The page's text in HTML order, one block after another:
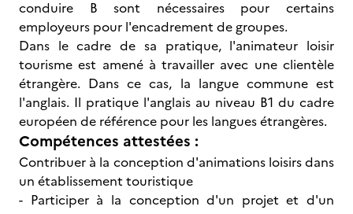
conduire B sont nécessaires pour certains
employeurs pour l'encadrement de groupes.
Dans le cadre de sa pratique, l'animateur loisir
tourisme est amené à travailler avec une clientèle
étrangère. Dans ce cas, la langue commune est
l'anglais. Il pratique l'anglais au niveau B1 du cadre
européen de référence pour les langues étrangères.
Compétences attestées :
Contribuer à la conception d'animations loisirs dans
un établissement touristique
- Participer à la conception d'un projet et d'un